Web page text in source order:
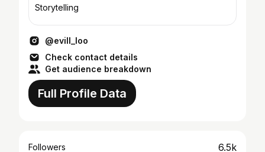
Storytelling
@evill_loo
Check contact details
Get audience breakdown
Full Profile Data
Followers 6.5k